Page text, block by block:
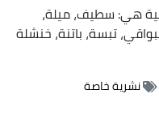
هي: سطيف، ميلة،
تبسة، باتنة، خنشلة
نشرية خاصة